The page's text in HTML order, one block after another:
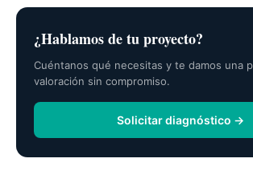
¿Hablamos de tu proyecto?
Cuéntanos qué necesitas y te damos una
valoración sin compromiso.
Solicitar diagnóstico →